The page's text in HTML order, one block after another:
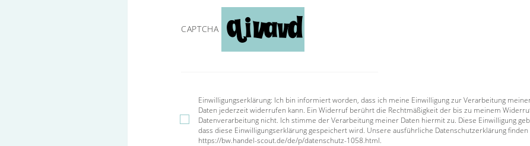
CAPTCHA
Einwilligungserklärung: Ich bin informiert worden, dass ich meine Einwilligung zur Verarbeitung
Daten jederzeit widerrufen kann. Ein Widerruf berührt die Rechtmäßigkeit der bis zu meinem
Datenverarbeitung nicht. Ich stimme der Verarbeitung meiner Daten hiermit zu. Diese Einwilligung
dass diese Einwilligungserklärung gespeichert wird. Unsere ausführliche Datenschutzerklärung
https://bw.handel-scout.de/de/p/datenschutz-1058.html.